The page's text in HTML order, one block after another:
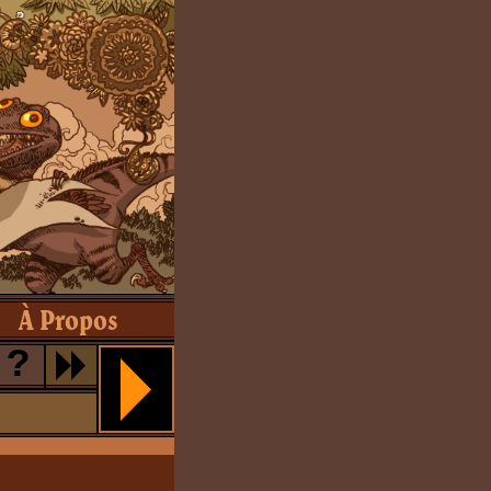
À Propos
?